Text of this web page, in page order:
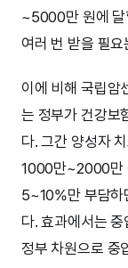
~5000만 원에 달
여러 번 받을 필
이에 비해 국립암
는 정부가 건강보
다. 그간 양성자
1000만~2000만
5~10%만 부담하
다. 효과에서는
정부 차원으로 중